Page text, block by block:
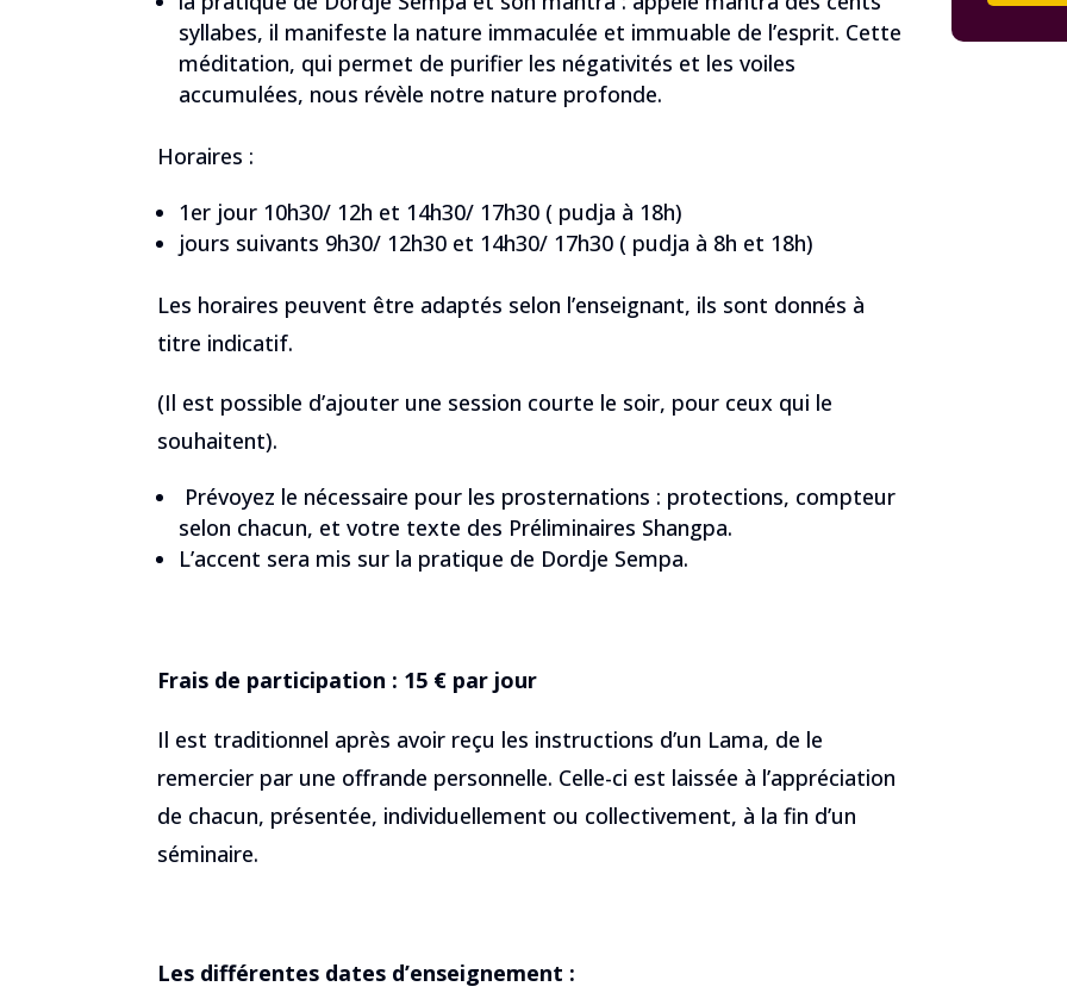
syllabes, il manifeste la nature immaculée et immuable de l’esprit. Cette
méditation, qui permet de purifier les négativités et les voiles
accumulées, nous révèle notre nature profonde.
Horaires :
1er jour 10h30/ 12h et 14h30/ 17h30 ( pudja à 18h)
jours suivants 9h30/ 12h30 et 14h30/ 17h30 ( pudja à 8h et 18h)
Les horaires peuvent être adaptés selon l’enseignant, ils sont donnés à
titre indicatif.
(Il est possible d’ajouter une session courte le soir, pour ceux qui le
souhaitent).
Prévoyez le nécessaire pour les prosternations : protections, compteur
selon chacun, et votre texte des Préliminaires Shangpa.
L’accent sera mis sur la pratique de Dordje Sempa.
Frais de participation : 15 € par jour
Il est traditionnel après avoir reçu les instructions d’un Lama, de le
remercier par une offrande personnelle. Celle-ci est laissée à l’appréciation
de chacun, présentée, individuellement ou collectivement, à la fin d’un
séminaire.
Les différentes dates d’enseignement :